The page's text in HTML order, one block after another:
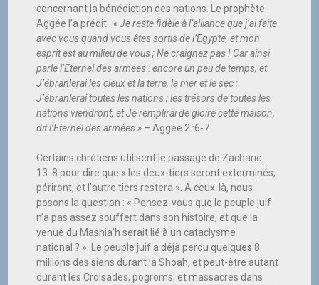
concernant la bénédiction des nations. Le prophète
Aggée l’a prédit : « Je reste fidèle à l’alliance que j’ai faite
avec vous quand vous êtes sortis de l’Egypte, et mon
esprit est au milieu de vous ; Ne craignez pas ! Car ainsi
parle l’Eternel des armées : encore un peu de temps, et
J’ébranlerai les cieux et la terre, la mer et le sec ;
J’ébranlerai toutes les nations ; les trésors de toutes les
nations viendront, et Je remplirai de gloire cette maison,
dit l’Eternel des armées » – Aggée 2 :6-7.
Certains chrétiens utilisent le passage de Zacharie
13 :8 pour dire que « les deux-tiers seront exterminés,
périront, et l’autre tiers restera ». A ceux-là, nous
posons la question : « Pensez-vous que le peuple juif
n’a pas assez souffert dans son histoire, et que la
venue du Mashia’h serait lié à un cataclysme
national ? ». Le peuple juif a déjà perdu quelques 8
millions des siens durant la Shoah, et peut-être autant
durant les Croisades, pogroms, et massacres dans